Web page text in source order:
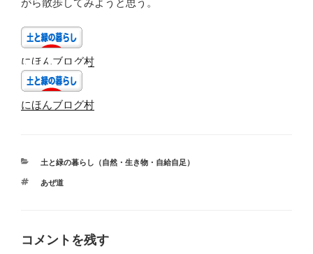
にほんブログ村
にほんブログ村
カ
ゴ
土と緑の暮らし（自然・生き物・自給自足）
タ
あぜ道
コメントを残す